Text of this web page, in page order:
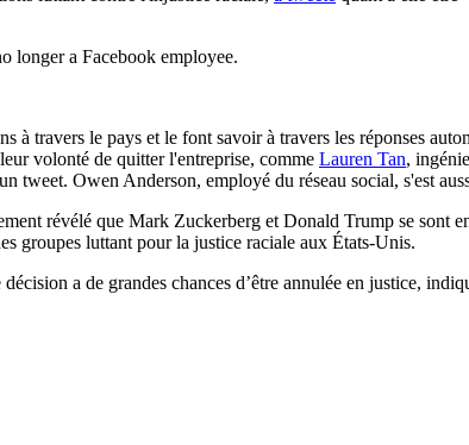
longer a Facebook employee.
à travers le pays et le font savoir à travers les réponses
volonté de quitter l'entreprise, comme Lauren Tan,
tweet. Owen Anderson, employé du réseau social, s'est
révélé que Mark Zuckerberg et Donald Trump se sont
groupes luttant pour la justice raciale aux États-Unis.
a de grandes chances d’être annulée en justice,